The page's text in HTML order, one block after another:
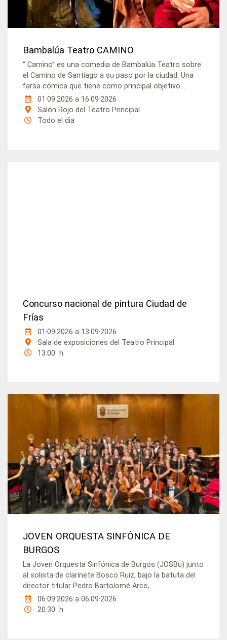
Bambalúa Teatro CAMINO
“ Camino” es una comedia de Bambalúa Teatro sobre
el Camino de Santiago a su paso por la ciudad. Una
farsa cómica que tiene como principal objetivo...
01·09·2026a 16·09·2026
Salón Rojo del Teatro Principal
Todo el dia
Concurso nacional de pintura Ciudad de
Frías
01·09·2026a 13·09·2026
Sala de exposiciones del Teatro Principal
13:00 h
JOVEN ORQUESTA SINFÓNICA DE
BURGOS
La Joven Orquesta Sinfónica de Burgos (JOSBu) junto
al solista de clarinete Bosco Ruiz, bajo la batuta del
director titular Pedro Bartolomé Arce,...
06·09·2026a06·09·2026
20:30 h